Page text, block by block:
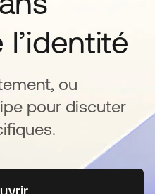
l’identité
ou
pour discuter